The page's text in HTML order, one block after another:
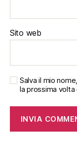
Sito web
Salva il mio
la prossima